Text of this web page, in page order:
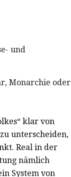
und
Monarchie oder
klar von
unterscheiden,
Real in der
nämlich
System von